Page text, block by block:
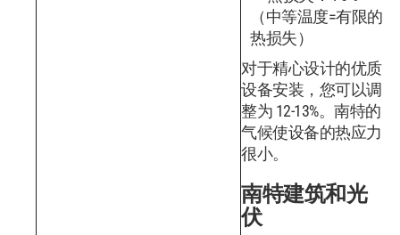
（中等温度=有限的
热损失）
对于精心设计的优质
设备安装，您可以调
整为 12-13%。南特的
气候使设备的热应力
很小。
南特建筑和光
伏